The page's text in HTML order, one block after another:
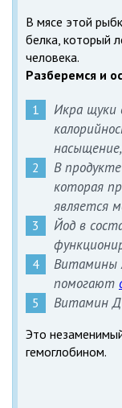
В мясе этой
белка, который
человека.
Разберемся и
Икра щуки
В
которая
является
Йод в
Витамины
помогают
Витамин Д
Это
гемоглобином.